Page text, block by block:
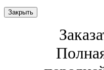
Закрыть